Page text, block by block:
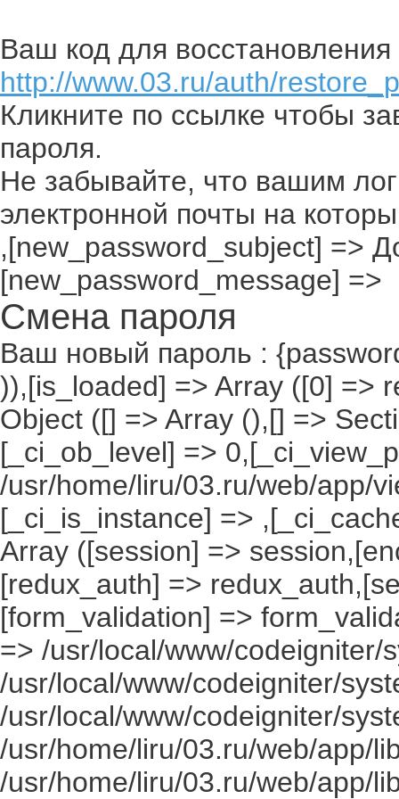
Ваш код для восстановления
http://www.03.ru/auth/
Кликните по ссылке чтобы
пароля.
Не забывайте, что вашим
электронной почты на
,[new_password_subject] =>
[new_password_message] =>
Смена пароля
Ваш новый пароль :
)),[is_loaded] => Array ([0] =>
Object ([] => Array (),[] =>
[_ci_ob_level] =>
/usr/home/liru/03.ru/web/app/
[_ci_is_instance] =>
Array ([session] =>
[redux_auth] =>
[form_validation] =>
=> /usr/local/www/codeigniter/
/usr/local/www/codeigniter/
/usr/local/www/codeigniter/
/usr/home/liru/03.ru/web/app/
/usr/home/liru/03.ru/web/app/